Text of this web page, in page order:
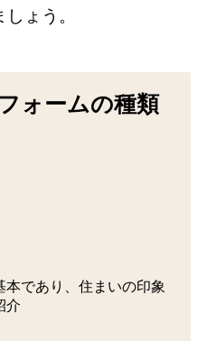
ょう。
ォームの種類
であり、住まいの印象
介